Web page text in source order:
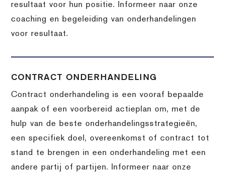
resultaat voor hun positie. Informeer naar onze
coaching en begeleiding van onderhandelingen
voor resultaat.
CONTRACT ONDERHANDELING
Contract onderhandeling is een vooraf bepaalde
aanpak of een voorbereid actieplan om, met de
hulp van de beste onderhandelingsstrategieën,
een specifiek doel, overeenkomst of contract tot
stand te brengen in een onderhandeling met een
andere partij of partijen. Informeer naar onze